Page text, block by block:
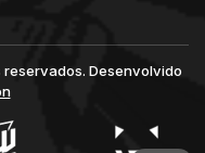
reservados. Desenvolvido